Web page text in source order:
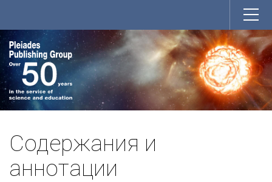
Содержания и
аннотации